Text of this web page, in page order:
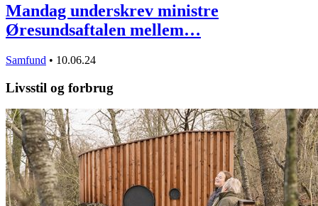
Mandag underskrev ministre
Øresundsaftalen mellem…
Samfund • 10.06.24
Livsstil og forbrug